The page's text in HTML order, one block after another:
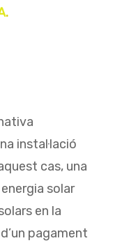
.
instal·lació
cas, una
solar
en la
pagament